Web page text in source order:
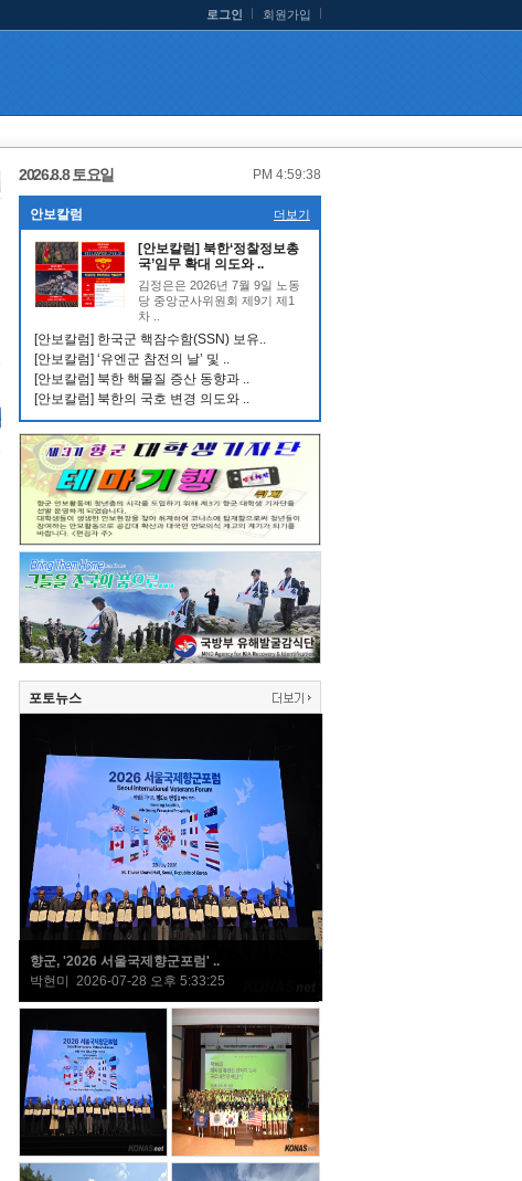
로그인 회원가입
2026.8.8 토요일 PM 4:59:39
안보칼럼 더보기
[안보칼럼] 북한‘정찰정보총
국’임무 확대 의도와 ..
김정은은 2026년 7월 9일 노동
당 중앙군사위원회 제9기 제1
차 ..
[안보칼럼] 한국군 핵잠수함(SSN) 보유..
[안보칼럼] ‘유엔군 참전의 날’ 및 ..
[안보칼럼] 북한 핵물질 증산 동향과 ..
[안보칼럼] 북한의 국호 변경 의도와 ..
포토뉴스
향군, '2026 서울국제향군포럼' ..
박현미 2026-07-28 오후 5:33:25